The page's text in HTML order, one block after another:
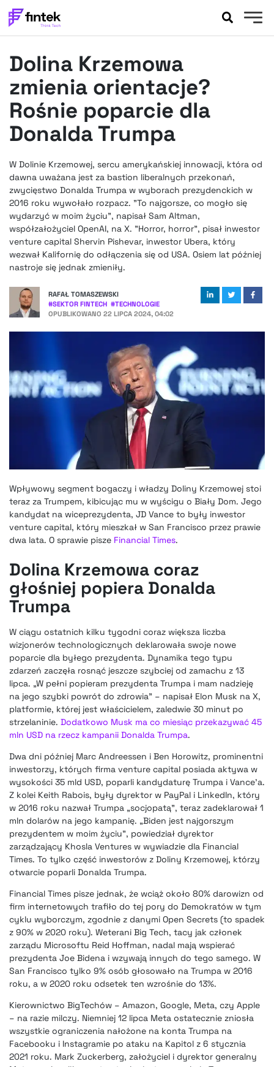
BANKOWOŚĆ
EVENTY
FELIETONY
WYWIADY
LEGAL
FINTEK EXTRA
OKIEM EKSPERTA
Dolina Krzemowa
zmienia orientacje?
Rośnie poparcie dla
Donalda Trumpa
W Dolinie Krzemowej, sercu amerykańskiej innowacji, która od
dawna uważana jest za bastion liberalnych przekonań,
zwycięstwo Donalda Trumpa w wyborach prezydenckich w
2016 roku wywołało rozpacz. "To najgorsze, co mogło się
wydarzyć w moim życiu”, napisał Sam Altman,
współzałożyciel OpenAI, na X. "Horror, horror", pisał inwestor
venture capital Shervin Pishevar, inwestor Ubera, który
wezwał Kalifornię do odłączenia się od USA. Osiem lat później
nastroje się jednak zmieniły.
RAFAŁ TOMASZEWSKI
#SEKTOR FINTECH #TECHNOLOGIE
OPUBLIKOWANO 22 LIPCA 2024, 04:02
Wpływowy segment bogaczy i władzy Doliny Krzemowej stoi
teraz za Trumpem, kibicując mu w wyścigu o Biały Dom. Jego
kandydat na wiceprezydenta, JD Vance to były inwestor
venture capital, który mieszkał w San Francisco przez prawie
dwa lata. O sprawie pisze Financial Times.
Dolina Krzemowa coraz
głośniej popiera Donalda
Trumpa
W ciągu ostatnich kilku tygodni coraz większa liczba
wizjonerów technologicznych deklarowała swoje nowe
poparcie dla byłego prezydenta. Dynamika tego typu
zdarzeń zaczęła rosnąć jeszcze szybciej od zamachu z 13
lipca. „W pełni popieram prezydenta Trumpa i mam nadzieję
na jego szybki powrót do zdrowia” – napisał Elon Musk na X,
platformie, której jest właścicielem, zaledwie 30 minut po
strzelaninie. Dodatkowo Musk ma co miesiąc przekazywać 45
mln USD na rzecz kampanii Donalda Trumpa.
Dwa dni później Marc Andreessen i Ben Horowitz, prominentni
inwestorzy, których firma venture capital posiada aktywa w
wysokości 35 mld USD, poparli kandydaturę Trumpa i Vance’a.
Z kolei Keith Rabois, były dyrektor w PayPal i LinkedIn, który
w 2016 roku nazwał Trumpa „socjopatą”, teraz zadeklarował 1
mln dolarów na jego kampanię. „Biden jest najgorszym
prezydentem w moim życiu”, powiedział dyrektor
zarządzający Khosla Ventures w wywiadzie dla Financial
Times. To tylko część inwestorów z Doliny Krzemowej, którzy
otwarcie poparli Donalda Trumpa.
Financial Times pisze jednak, że wciąż około 80% darowizn od
firm internetowych trafiło do tej pory do Demokratów w tym
cyklu wyborczym, zgodnie z danymi Open Secrets (to spadek
z 90% w 2020 roku). Weterani Big Tech, tacy jak członek
zarządu Microsoftu Reid Hoffman, nadal mają wspierać
prezydenta Joe Bidena i wzywają innych do tego samego. W
San Francisco tylko 9% osób głosowało na Trumpa w 2016
roku, a w 2020 roku odsetek ten wzrośnie do 13%.
Kierownictwo BigTechów – Amazon, Google, Meta, czy Apple
– na razie milczy. Niemniej 12 lipca Meta ostatecznie zniosła
wszystkie ograniczenia nałożone na konta Trumpa na
Facebooku i Instagramie po ataku na Kapitol z 6 stycznia
2021 roku. Mark Zuckerberg, założyciel i dyrektor generalny